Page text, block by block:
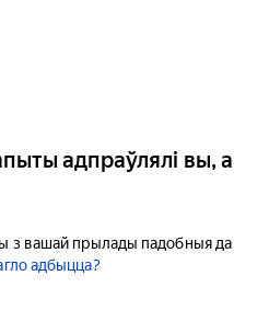
адпраўлялі вы, а
з вашай прылады падобныя да
адбыцца?